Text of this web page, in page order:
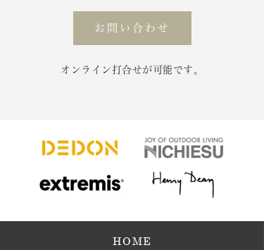
お問い合わせ
オンライン打合せが可能です。
HOME